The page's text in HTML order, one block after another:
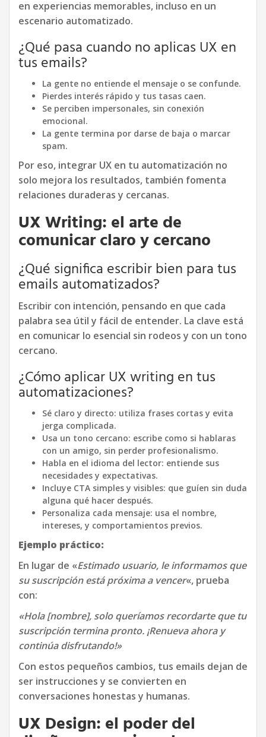
en experiencias memorables, incluso en un
escenario automatizado.
¿Qué pasa cuando no aplicas UX en
tus emails?
La gente no entiende el mensaje o se confunde.
Pierdes interés rápido y tus tasas caen.
Se perciben impersonales, sin conexión
emocional.
La gente termina por darse de baja o marcar
spam.
Por eso, integrar UX en tu automatización no
solo mejora los resultados, también fomenta
relaciones duraderas y cercanas.
UX Writing: el arte de
comunicar claro y cercano
¿Qué significa escribir bien para tus
emails automatizados?
Escribir con intención, pensando en que cada
palabra sea útil y fácil de entender. La clave está
en comunicar lo esencial sin rodeos y con un tono
cercano.
¿Cómo aplicar UX writing en tus
automatizaciones?
Sé claro y directo: utiliza frases cortas y evita
jerga complicada.
Usa un tono cercano: escribe como si hablaras
con un amigo, sin perder profesionalismo.
Habla en el idioma del lector: entiende sus
necesidades y expectativas.
Incluye CTA simples y visibles: que guíen sin duda
alguna qué hacer después.
Personaliza cada mensaje: usa el nombre,
intereses, y comportamientos previos.
Ejemplo práctico:
En lugar de «Estimado usuario, le informamos que
su suscripción está próxima a vencer«, prueba
con:
«Hola [nombre], solo queríamos recordarte que tu
suscripción termina pronto. ¡Renueva ahora y
continúa disfrutando!»
Con estos pequeños cambios, tus emails dejan de
ser instrucciones y se convierten en
conversaciones honestas y humanas.
UX Design: el poder del